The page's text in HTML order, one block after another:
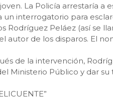
La Policía arrestaría a
un interrogatorio para
Rodríguez Peláez (así se
autor de los disparos. El
de la intervención,
Ministerio Público y dar